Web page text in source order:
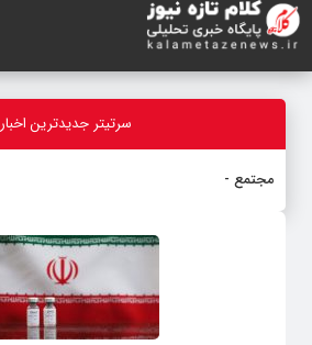
سرتیتر جدیدترین اخبار
مجتمع خدمات رفا